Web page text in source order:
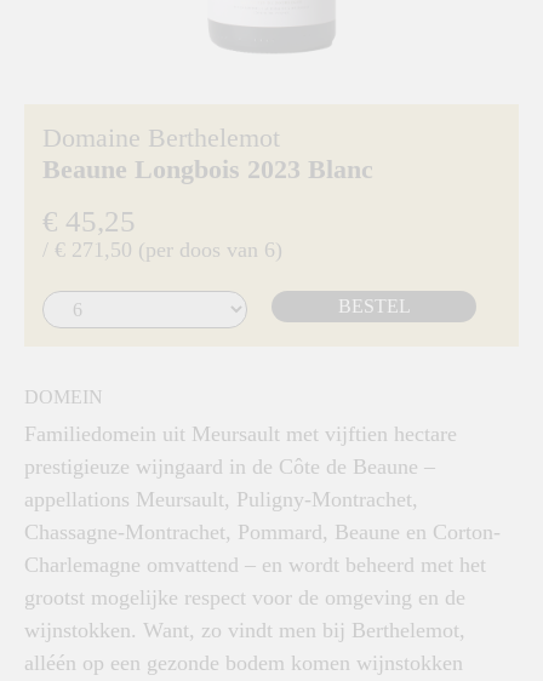
Domaine Berthelemot
Beaune Longbois 2023 Blanc
€ 45,25
/ € 271,50 (per doos van 6)
BESTEL
DOMEIN
Familiedomein uit Meursault met vijftien hectare
prestigieuze wijngaard in de Côte de Beaune –
appellations Meursault, Puligny-Montrachet,
Chassagne-Montrachet, Pommard, Beaune en Corton-
Charlemagne omvattend – en wordt beheerd met het
grootst mogelijke respect voor de omgeving en de
wijnstokken. Want, zo vindt men bij Berthelemot,
alléén op een gezonde bodem komen wijnstokken